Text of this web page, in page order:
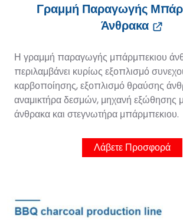
Γραμμή Παραγωγής
Άνθρακα
Η γραμμή παραγωγής μπάρμπεκιου
περιλαμβάνει κυρίως εξοπλισμό
καρβοποίησης, εξοπλισμό θραύσης
αναμικτήρα δεσμών, μηχανή εξώθησης
άνθρακα και στεγνωτήρα μπάρμπεκιου.
Λάβετε Προσφορά